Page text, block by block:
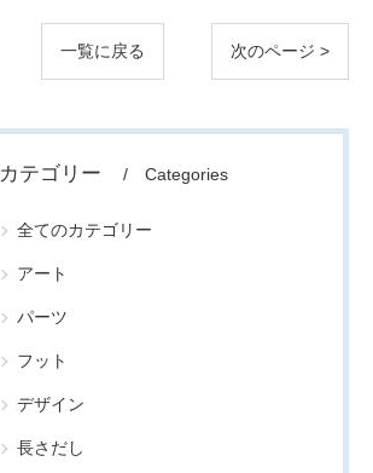
一覧に戻る 次のページ >
カテゴリー Categories
全てのカテゴリー
アート
パーツ
フット
デザイン
長さだし